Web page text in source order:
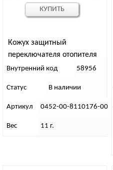
Кожух защитный
переключателя отопителя
УАЗ-3741
Внутренний код 58956
Статус В наличии
Артикул 0452-00-8110176-00
Вес 11 г.
КУПИТЬ